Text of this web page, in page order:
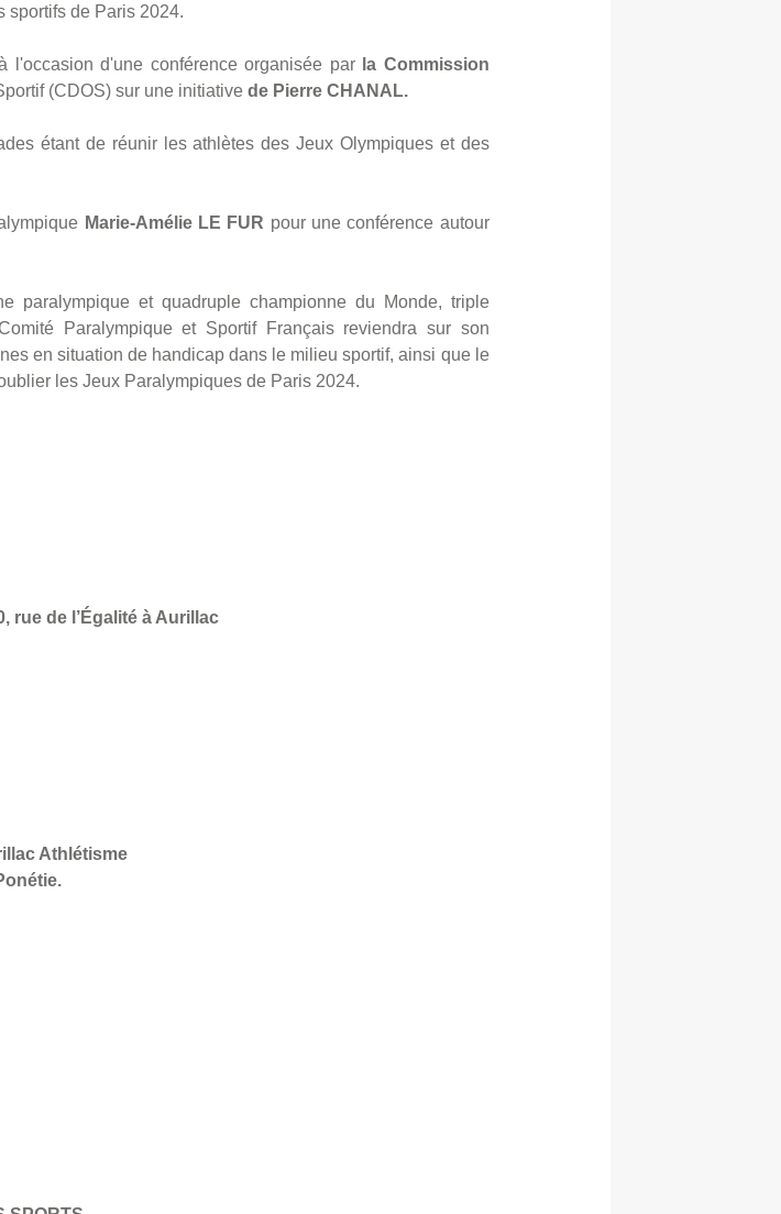
sportifs de Paris 2024.
l'occasion d'une conférence organisée par la Commission
(CDOS) sur une initiativede Pierre CHANAL.
étant de réunir les athlètes des Jeux Olympiques et des
Marie-Amélie LE FUR pour une conférence autour
paralympique et quadruple championne du Monde, triple
Paralympique et Sportif Français reviendra sur son
en situation de handicap dans le milieu sportif, ainsi que le
les Jeux Paralympiques de Paris 2024.
rue de l’Égalité à Aurillac
Athlétisme